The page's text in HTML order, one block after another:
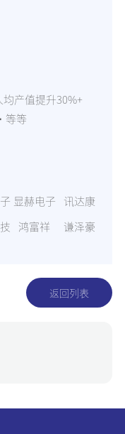
产值提升30%+
等等
显赫电子
讯达康
鸿富祥 谦泽豪
返回列表